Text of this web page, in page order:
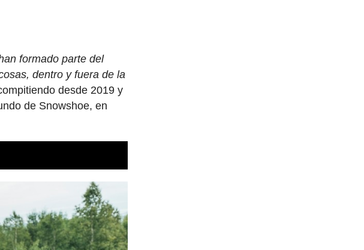
formado parte del
dentro y fuera de la
desde 2019 y
de Snowshoe, en